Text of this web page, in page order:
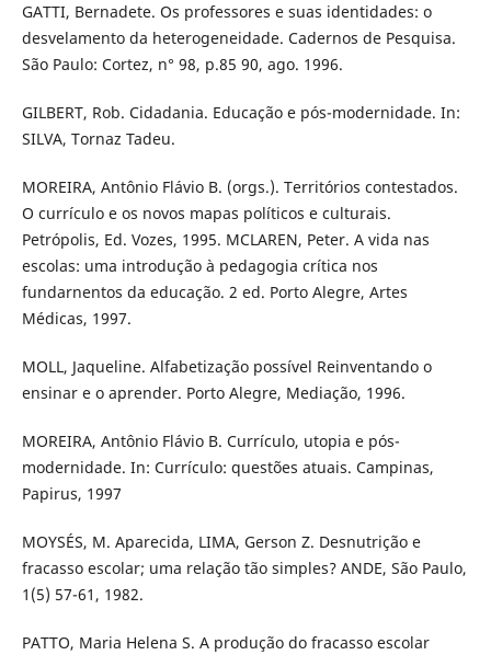
GATTI, Bernadete. Os professores e suas identidades: o
desvelamento da heterogeneidade. Cadernos de Pesquisa.
São Paulo: Cortez, n° 98, p.85 90, ago. 1996.
GILBERT, Rob. Cidadania. Educação e pós-modernidade. In:
SILVA, Tornaz Tadeu.
MOREIRA, Antônio Flávio B. (orgs.). Territórios contestados.
O currículo e os novos mapas políticos e culturais.
Petrópolis, Ed. Vozes, 1995. MCLAREN, Peter. A vida nas
escolas: uma introdução à pedagogia crítica nos
fundarnentos da educação. 2 ed. Porto Alegre, Artes
Médicas, 1997.
MOLL, Jaqueline. Alfabetização possível Reinventando o
ensinar e o aprender. Porto Alegre, Mediação, 1996.
MOREIRA, Antônio Flávio B. Currículo, utopia e pós-
modernidade. In: Currículo: questões atuais. Campinas,
Papirus, 1997
MOYSÉS, M. Aparecida, LIMA, Gerson Z. Desnutrição e
fracasso escolar; uma relação tão simples? ANDE, São Paulo,
1(5) 57-61, 1982.
PATTO, Maria Helena S. A produção do fracasso escolar